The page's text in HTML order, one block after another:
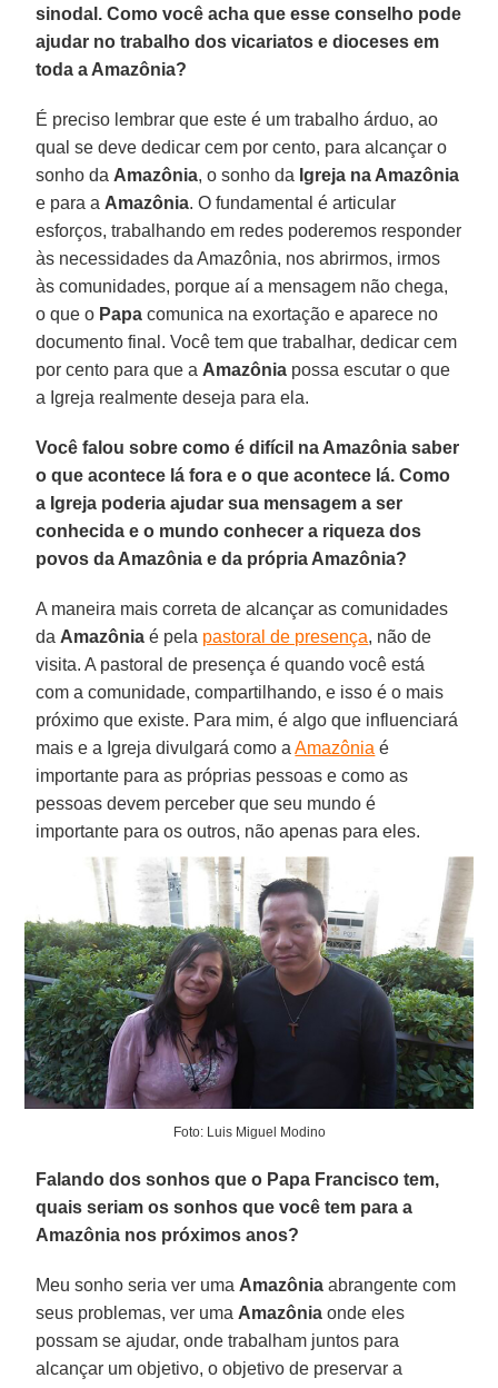
sinodal. Como você acha que esse conselho pode
ajudar no trabalho dos vicariatos e dioceses em
toda a Amazônia?
É preciso lembrar que este é um trabalho árduo, ao
qual se deve dedicar cem por cento, para alcançar o
sonho da Amazônia, o sonho da Igreja na Amazônia
e para a Amazônia. O fundamental é articular
esforços, trabalhando em redes poderemos responder
às necessidades da Amazônia, nos abrirmos, irmos
às comunidades, porque aí a mensagem não chega,
o que o Papa comunica na exortação e aparece no
documento final. Você tem que trabalhar, dedicar cem
por cento para que a Amazônia possa escutar o que
a Igreja realmente deseja para ela.
Você falou sobre como é difícil na Amazônia saber
o que acontece lá fora e o que acontece lá. Como
a Igreja poderia ajudar sua mensagem a ser
conhecida e o mundo conhecer a riqueza dos
povos da Amazônia e da própria Amazônia?
A maneira mais correta de alcançar as comunidades
da Amazônia é pela pastoral de presença, não de
visita. A pastoral de presença é quando você está
com a comunidade, compartilhando, e isso é o mais
próximo que existe. Para mim, é algo que influenciará
mais e a Igreja divulgará como aAmazônia é
importante para as próprias pessoas e como as
pessoas devem perceber que seu mundo é
importante para os outros, não apenas para eles.
Foto: Luis Miguel Modino
Falando dos sonhos que o Papa Francisco tem,
quais seriam os sonhos que você tem para a
Amazônia nos próximos anos?
Meu sonho seria ver uma Amazônia abrangente com
seus problemas, ver uma Amazônia onde eles
possam se ajudar, onde trabalham juntos para
alcançar um objetivo, o objetivo de preservar a